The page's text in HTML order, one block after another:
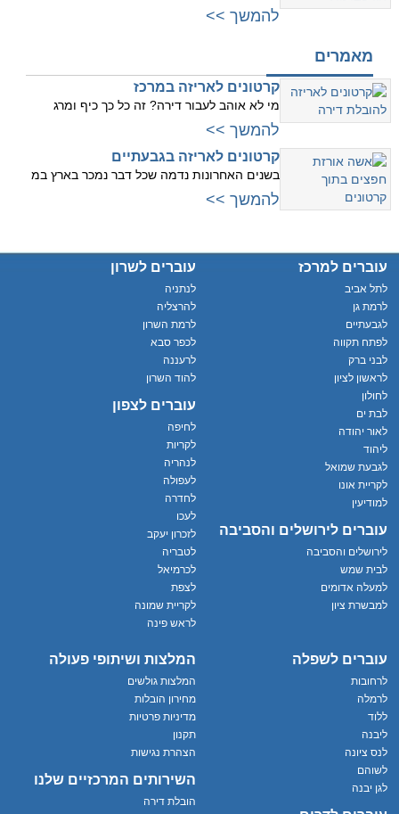
להמשך >>
מאמרים
קרטונים לאריזה במרכז
מי לא אוהב לעבור דירה? זה כל כך כיף ומרג
להמשך >>
קרטונים לאריזה בגבעתיים
בשנים האחרונות נדמה שכל דבר נמכר בארץ במ
להמשך >>
עוברים למרכז
לתל אביב
לרמת גן
לגבעתיים
לפתח תקווה
לבני ברק
לראשון לציון
לחולון
לבת ים
לאור יהודה
ליהוד
לגבעת שמואל
לקריית אונו
למודיעין
עוברים לירושלים והסביבה
לירושלים והסביבה
לבית שמש
למעלה אדומים
למבשרת ציון
עוברים לשרון
לנתניה
להרצליה
לרמת השרון
לכפר סבא
לרעננה
להוד השרון
עוברים לצפון
לחיפה
לקריות
לנהריה
לעפולה
לחדרה
לעכו
לזכרון יעקב
לטבריה
לכרמיאל
לצפת
לקריית שמונה
לראש פינה
עוברים לשפלה
לרחובות
לרמלה
ללוד
ליבנה
לנס ציונה
לשוהם
לגן יבנה
המלצות ושיתופי פעולה
המלצות גולשים
מחירון הובלות
מדיניות פרטיות
תקנון
הצהרת נגישות
השירותים המרכזיים שלנו
הובלת דירה